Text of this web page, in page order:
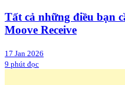
Tất cả những điều bạn
Moove Receive
17 Jan 2026
9 phút đọc